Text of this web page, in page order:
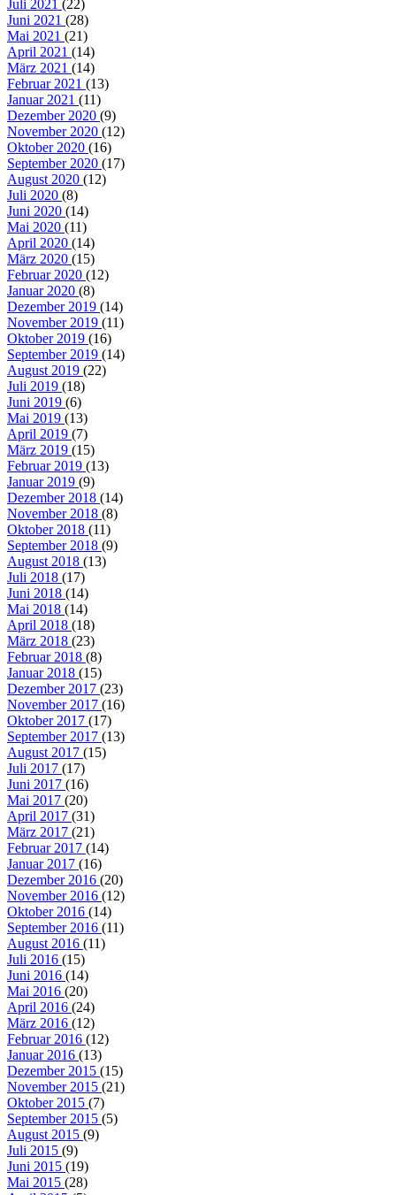
Juli 2021 (22)
Juni 2021 (28)
Mai 2021 (21)
April 2021 (14)
März 2021 (14)
Februar 2021 (13)
Januar 2021 (11)
Dezember 2020 (9)
November 2020 (12)
Oktober 2020 (16)
September 2020 (17)
August 2020 (12)
Juli 2020 (8)
Juni 2020 (14)
Mai 2020 (11)
April 2020 (14)
März 2020 (15)
Februar 2020 (12)
Januar 2020 (8)
Dezember 2019 (14)
November 2019 (11)
Oktober 2019 (16)
September 2019 (14)
August 2019 (22)
Juli 2019 (18)
Juni 2019 (6)
Mai 2019 (13)
April 2019 (7)
März 2019 (15)
Februar 2019 (13)
Januar 2019 (9)
Dezember 2018 (14)
November 2018 (8)
Oktober 2018 (11)
September 2018 (9)
August 2018 (13)
Juli 2018 (17)
Juni 2018 (14)
Mai 2018 (14)
April 2018 (18)
März 2018 (23)
Februar 2018 (8)
Januar 2018 (15)
Dezember 2017 (23)
November 2017 (16)
Oktober 2017 (17)
September 2017 (13)
August 2017 (15)
Juli 2017 (17)
Juni 2017 (16)
Mai 2017 (20)
April 2017 (31)
März 2017 (21)
Februar 2017 (14)
Januar 2017 (16)
Dezember 2016 (20)
November 2016 (12)
Oktober 2016 (14)
September 2016 (11)
August 2016 (11)
Juli 2016 (15)
Juni 2016 (14)
Mai 2016 (20)
April 2016 (24)
März 2016 (12)
Februar 2016 (12)
Januar 2016 (13)
Dezember 2015 (15)
November 2015 (21)
Oktober 2015 (7)
September 2015 (5)
August 2015 (9)
Juli 2015 (9)
Juni 2015 (19)
Mai 2015 (28)